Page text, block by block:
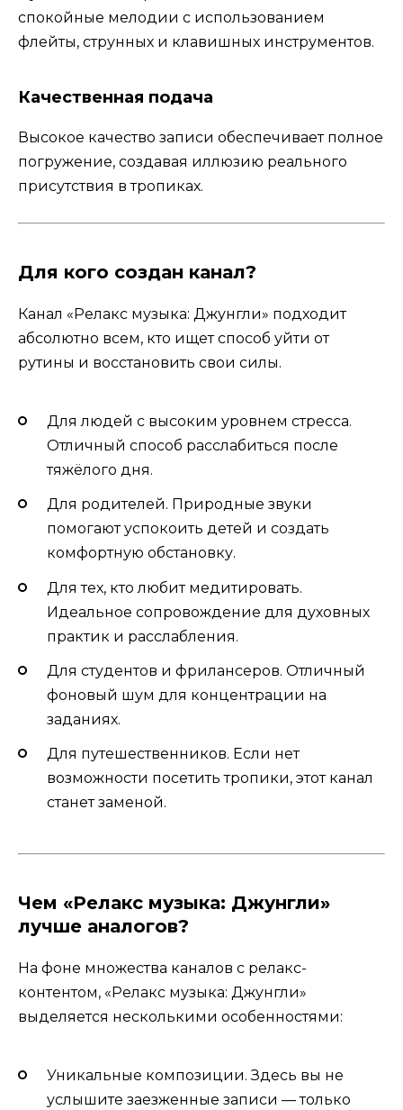
спокойные мелодии с использованием
флейты, струнных и клавишных инструментов.
Качественная подача
Высокое качество записи обеспечивает полное
погружение, создавая иллюзию реального
присутствия в тропиках.
Для кого создан канал?
Канал «Релакс музыка: Джунгли» подходит
абсолютно всем, кто ищет способ уйти от
рутины и восстановить свои силы.
Для людей с высоким уровнем стресса.
Отличный способ расслабиться после
тяжёлого дня.
Для родителей. Природные звуки
помогают успокоить детей и создать
комфортную обстановку.
Для тех, кто любит медитировать.
Идеальное сопровождение для духовных
практик и расслабления.
Для студентов и фрилансеров. Отличный
фоновый шум для концентрации на
заданиях.
Для путешественников. Если нет
возможности посетить тропики, этот канал
станет заменой.
Чем «Релакс музыка: Джунгли»
лучше аналогов?
На фоне множества каналов с релакс-
контентом, «Релакс музыка: Джунгли»
выделяется несколькими особенностями:
Уникальные композиции. Здесь вы не
услышите заезженные записи — только